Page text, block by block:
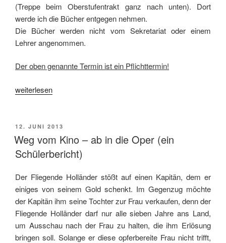
(Treppe beim Oberstufentrakt ganz nach unten). Dort
werde ich die Bücher entgegen nehmen.
Die Bücher werden nicht vom Sekretariat oder einem
Lehrer angenommen.
Der oben genannte Termin ist ein Pflichttermin!
„Buchrückgabe
weiterlesen
VERÖFFENTLICHT
AM
12. JUNI 2013
Weg vom Kino – ab in die Oper (ein
Schülerbericht)
Der Fliegende Holländer stößt auf einen Kapitän, dem er
einiges von seinem Gold schenkt. Im Gegenzug möchte
der Kapitän ihm seine Tochter zur Frau verkaufen, denn der
Fliegende Holländer darf nur alle sieben Jahre ans Land,
um Ausschau nach der Frau zu halten, die ihm Erlösung
bringen soll. Solange er diese opferbereite Frau nicht trifft,